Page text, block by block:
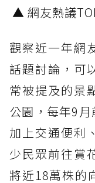
▲ 網友熱議
觀察近一年網
話題討論，可
常被提及的景
公園，每年9月
加上交通便利
少民眾前往賞
將近18萬株的